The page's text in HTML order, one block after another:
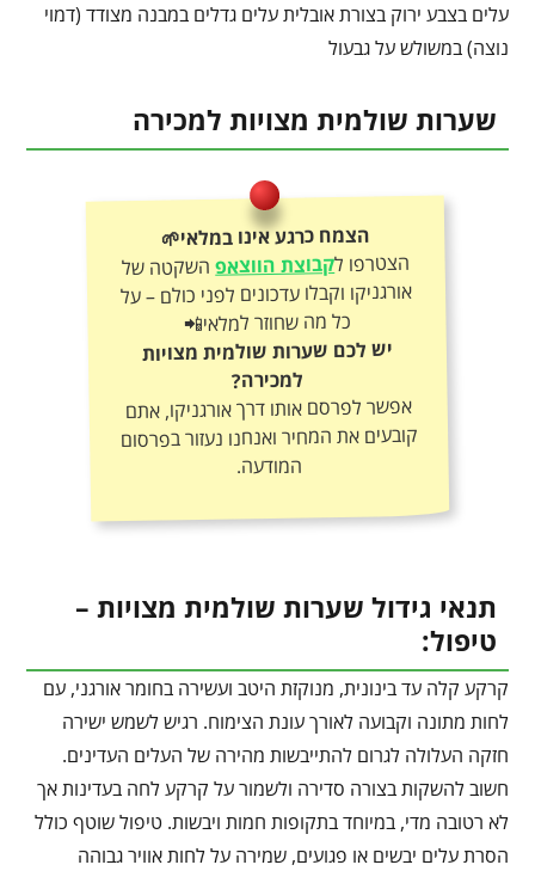
עלים בצבע ירוק בצורת אובלית עלים גדלים במבנה מצודד (דמוי
נוצה) במשולש על גבעול
שערות שולמית מצויות למכירה
הצמח כרגע אינו במלאי🌱
הצטרפו לקבוצת הווצאפהשקטה של
אורגניקו וקבלו עדכונים לפני כולם – על
כל מה שחוזר למלאי📲
יש לכם שערות שולמית מצויות
למכירה?
אפשר לפרסם אותו דרך אורגניקו, אתם
קובעים את המחיר ואנחנו נעזור בפרסום
המודעה.
תנאי גידול שערות שולמית מצויות –
טיפול:
קרקע קלה עד בינונית, מנוקזת היטב ועשירה בחומר אורגני, עם
לחות מתונה וקבועה לאורך עונת הצימוח. רגיש לשמש ישירה
חזקה העלולה לגרום להתייבשות מהירה של העלים העדינים.
חשוב להשקות בצורה סדירה ולשמור על קרקע לחה בעדינות אך
לא רטובה מדי, במיוחד בתקופות חמות ויבשות. טיפול שוטף כולל
הסרת עלים יבשים או פגועים, שמירה על לחות אוויר גבוהה